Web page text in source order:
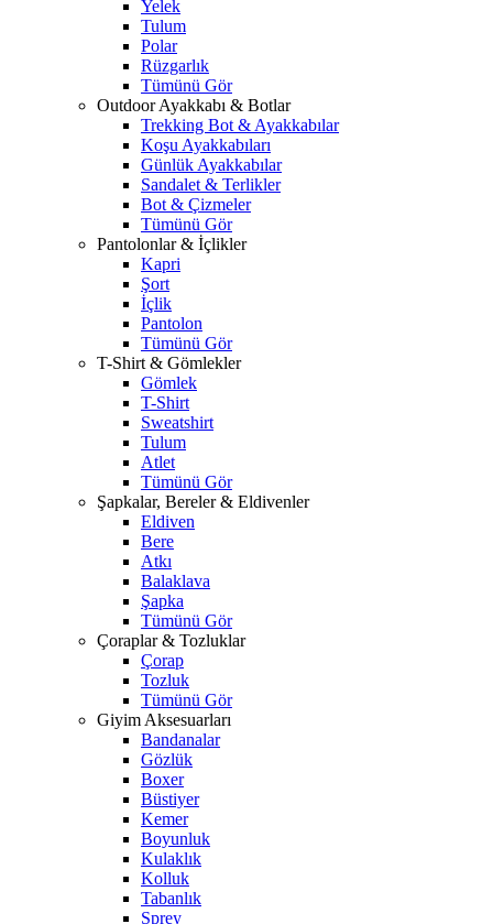
Yelek
Tulum
Polar
Rüzgarlık
Tümünü Gör
Outdoor Ayakkabı & Botlar
Trekking Bot & Ayakkabılar
Koşu Ayakkabıları
Günlük Ayakkabılar
Sandalet & Terlikler
Bot & Çizmeler
Tümünü Gör
Pantolonlar & İçlikler
Kapri
Şort
İçlik
Pantolon
Tümünü Gör
T-Shirt & Gömlekler
Gömlek
T-Shirt
Sweatshirt
Tulum
Atlet
Tümünü Gör
Şapkalar, Bereler & Eldivenler
Eldiven
Bere
Atkı
Balaklava
Şapka
Tümünü Gör
Çoraplar & Tozluklar
Çorap
Tozluk
Tümünü Gör
Giyim Aksesuarları
Bandanalar
Gözlük
Boxer
Büstiyer
Kemer
Boyunluk
Kulaklık
Kolluk
Tabanlık
Sprey